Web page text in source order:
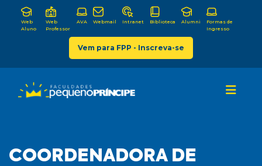
Web
Aluno
Web
Professor
AVA Webmail Intranet Biblioteca Alumni
Formas de
Ingresso
Vem para FPP - Inscreva-se
COORDENADORA DE